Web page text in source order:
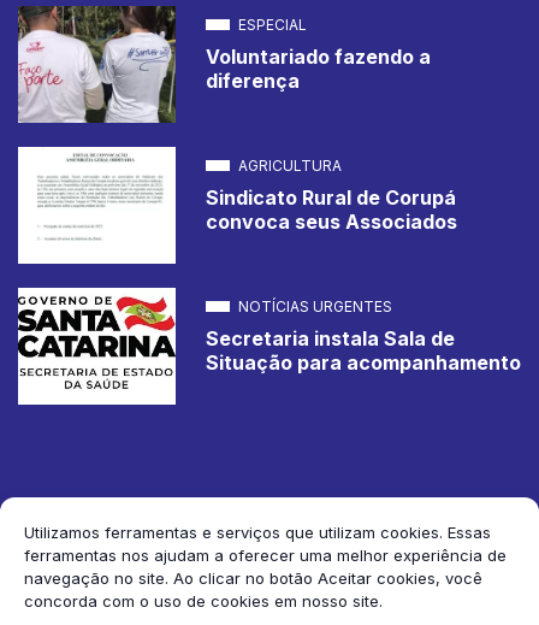
Utilizamos ferramentas e serviços que utilizam cookies. Essas
ferramentas nos ajudam a oferecer uma melhor experiência de
navegação no site. Ao clicar no botão Aceitar cookies, você
concorda com o uso de cookies em nosso site.
ESPECIAL
Voluntariado fazendo a
diferença
AGRICULTURA
Sindicato Rural de Corupá
convoca seus Associados
NOTÍCIAS URGENTES
Secretaria instala Sala de
Situação para acompanhamento
2026 Jornal de Corupá. Todos os direitos reservados.